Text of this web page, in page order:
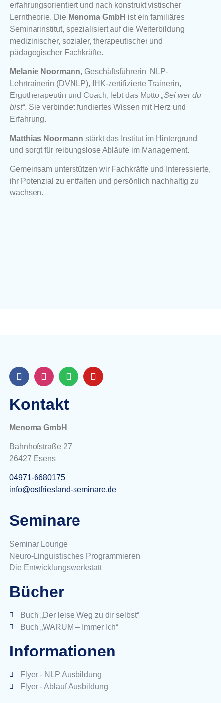
erfahrungsorientiert und nach konstruktivistischer
Lerntheorie. Die Menoma GmbH ist ein familiäres
Seminarinstitut, spezialisiert auf die Weiterbildung
medizinischer, sozialer, therapeutischer und
pädagogischer Fachkräfte.
Melanie Noormann, Geschäftsführerin, NLP-
Lehrtrainerin (DVNLP), IHK-zertifizierte Trainerin,
Ergotherapeutin und Coach, lebt das Motto „Sei wer du
bist“. Sie verbindet fundiertes Wissen mit Herz und
Erfahrung.
Matthias Noormann stärkt das Institut im Hintergrund
und sorgt für reibungslose Abläufe im Management.
Gemeinsam unterstützen wir Fachkräfte und Interessierte,
ihr Potenzial zu entfalten und persönlich nachhaltig zu
wachsen.
Kontakt
Menoma GmbH
Bahnhofstraße 27
26427 Esens
04971-6680175
info@ostfriesland-seminare.de
Seminare
Seminar Lounge
Neuro-Linguistisches Programmieren
Die Entwicklungswerkstatt
Bücher
Buch „Der leise Weg zu dir selbst“
Buch „WARUM – Immer Ich“
Informationen
Flyer - NLP Ausbildung
Flyer - Ablauf Ausbildung